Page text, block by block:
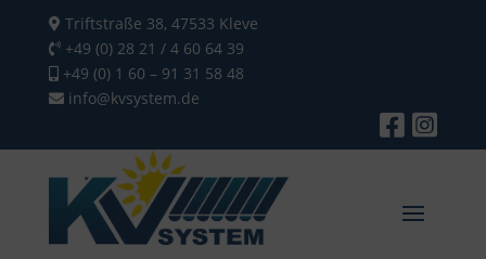
Triftstraße 38, 47533 Kleve
+49 (0) 28 21 / 4 60 64 39
+49 (0) 1 60 – 91 31 58 48
info@kvsystem.de